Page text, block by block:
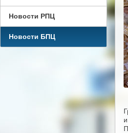
Новости РПЦ
Новости БПЦ